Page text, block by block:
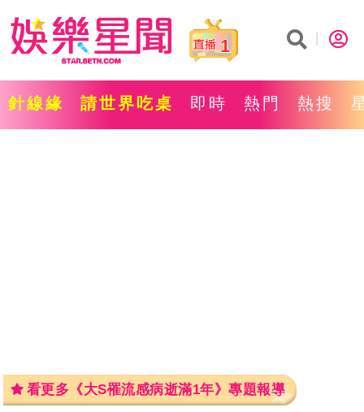
1
針線緣 請世界吃桌 即時 熱門 熱搜
看更多《大S罹流感病逝滿1年》專題報導